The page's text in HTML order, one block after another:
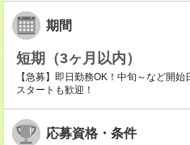
期間
短期（3ヶ月以内）
【急募】即日勤務OK！中旬～など開
スタートも歓迎！
応募資格・条件